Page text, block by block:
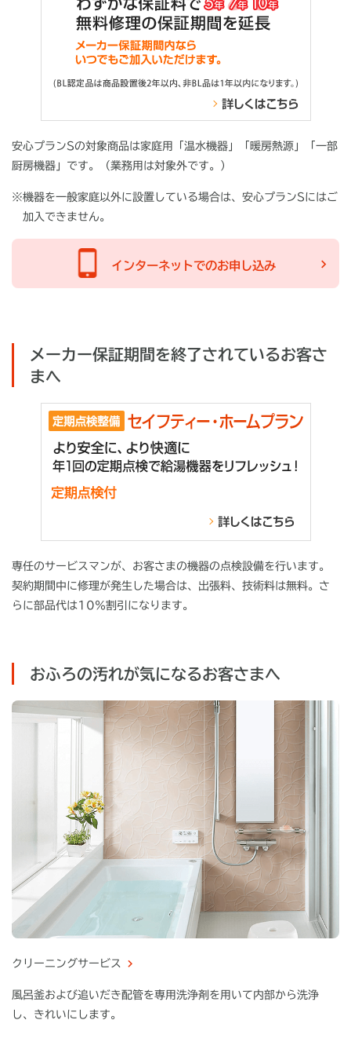
安心プランSの対象商品は家庭用「温水機器」「暖房熱源」「一部
厨房機器」です。（業務用は対象外です。）
※機器を一般家庭以外に設置している場合は、安心プランSにはご
加入できません。
インターネットでのお申し込み
メーカー保証期間を終了されているお客さ
まへ
専任のサービスマンが、お客さまの機器の点検設備を行います。
契約期間中に修理が発生した場合は、出張料、技術料は無料。さ
らに部品代は10％割引になります。
おふろの汚れが気になるお客さまへ
クリーニングサービス
風呂釜および追いだき配管を専用洗浄剤を用いて内部から洗浄
し、きれいにします。